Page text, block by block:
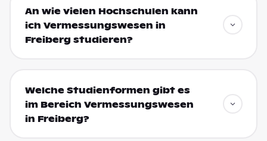
An wie vielen Hochschulen kann
ich Vermessungswesen in
Freiberg studieren?
Welche Studienformen gibt es
im Bereich Vermessungswesen
in Freiberg?